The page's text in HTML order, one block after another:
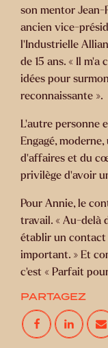
son mentor Jean-
ancien vice-
l’Industrielle
de 15 ans. « Il
idées pour
reconnaissante ».
L’autre personne
Engagé,
d’affaires et du
privilège d’avoir
Pour Annie, le
travail. « Au-delà
établir un contact
important. » Et
c’est « Parfait
PARTAGEZ